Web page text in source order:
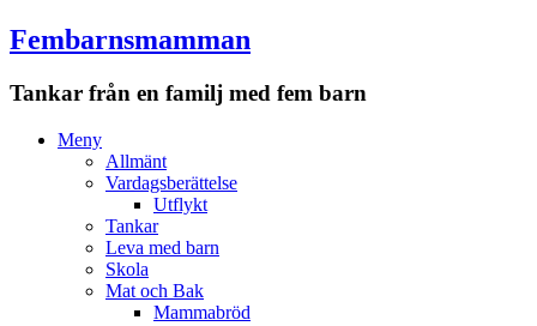
Fembarnsmamman
Tankar från en familj med fem barn
Meny
HoppaMeny
Allmänt
Vardagsberättelse
Utflykt
Tankar
Leva med barn
Skola
Mat och Bak
Mammabröd